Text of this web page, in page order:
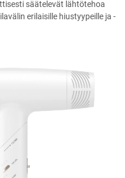
säätelevät lähtötehoa
erilaisille hiustyypeille ja -